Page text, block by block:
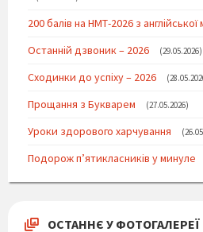
200 балів на НМТ-2026 з англійської
Останній дзвоник – 2026 29.05.2026
Сходинки до успіху – 2026
Прощання з Букварем 27.05.2026
Уроки здорового харчування
Подорож п’ятикласників у минуле
ОСТАННЄ У ФОТОГАЛЕРЕЇ